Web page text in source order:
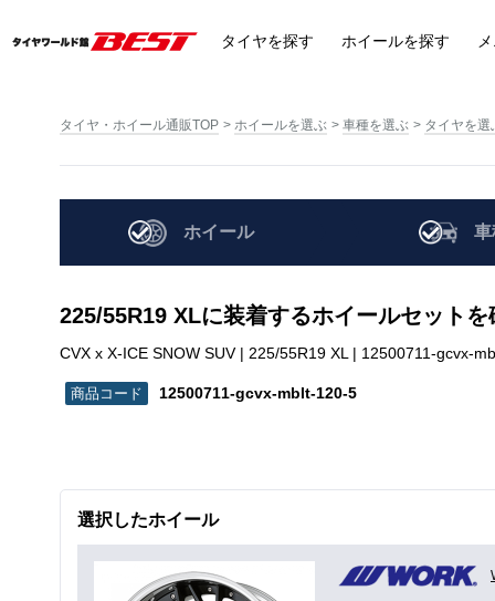
タイヤを探す ホイールを探す
タイヤ・ホイール通販TOP ホイールを選ぶ 車種を選ぶ タイヤを選
ホイール 車
225/55R19 XLに装着するホイールセットを
CVX x X-ICE SNOW SUV | 225/55R19 XL | 12500711-gcvx-
12500711-gcvx-mblt-120-5
選択したホイール